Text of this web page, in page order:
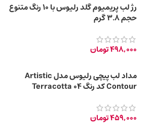
رژ لب پریمیوم گلد رلیوس با 10 رنگ متنوع
حجم 3.8 گرم
498,000تومان
مداد لب پیچی رلیوس مدل Artistic
Contour کد رنگ 04 Terracotta
459,000تومان